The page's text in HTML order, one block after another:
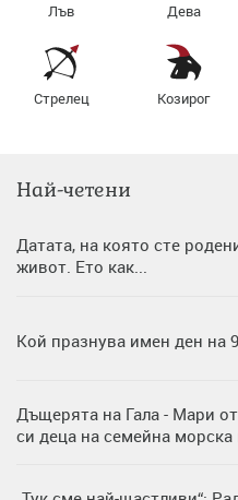
Лъв Дева
Стрелец Козирог
Най-четени
Датата, на която сте
живот. Ето как...
Кой празнува имен ден на
Дъщерята на Гала - Мари
си деца на семейна морска